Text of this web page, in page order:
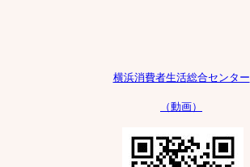
横浜消費者生活総合センター
（動画）